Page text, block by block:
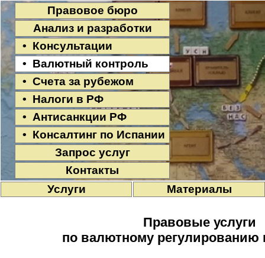
Правовое бюро
Анализ и разработки
• Консультации
• Валютный контроль
• Счета за рубежом
• Налоги в РФ
• Антисанкции РФ
• Консалтинг по Испании
Запрос услуг
Контакты
Услуги
Материалы
Правовые услуги
по валютному регулированию